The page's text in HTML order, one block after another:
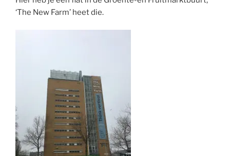
‘The New Farm’ heet die.